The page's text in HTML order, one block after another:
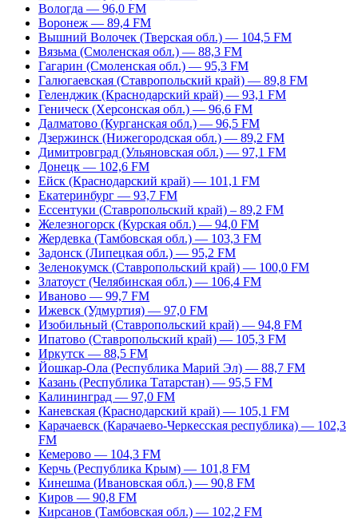
Вологда — 96,0 FM
Воронеж — 89,4 FM
Вышний Волочек (Тверская обл.) — 104,5 FM
Вязьма (Смоленская обл.) — 88,3 FM
Гагарин (Смоленская обл.) — 95,3 FM
Галюгаевская (Ставропольский край) — 89,8 FM
Геленджик (Краснодарский край) — 93,1 FM
Геническ (Херсонская обл.) — 96,6 FM
Далматово (Курганская обл.) — 96,5 FM
Дзержинск (Нижегородская обл.) — 89,2 FM
Димитровград (Ульяновская обл.) — 97,1 FM
Донецк — 102,6 FM
Ейск (Краснодарский край) — 101,1 FM
Екатеринбург — 93,7 FM
Ессентуки (Ставропольский край) – 89,2 FM
Железногорск (Курская обл.) — 94,0 FM
Жердевка (Тамбовская обл.) — 103,3 FM
Задонск (Липецкая обл.) — 95,2 FM
Зеленокумск (Ставропольский край) — 100,0 FM
Златоуст (Челябинская обл.) — 106,4 FM
Иваново — 99,7 FM
Ижевск (Удмуртия) — 97,0 FM
Изобильный (Ставропольский край) — 94,8 FM
Ипатово (Ставропольский край) — 105,3 FM
Иркутск — 88,5 FM
Йошкар-Ола (Республика Марий Эл) — 88,7 FM
Казань (Республика Татарстан) — 95,5 FM
Калининград — 97,0 FM
Каневская (Краснодарский край) — 105,1 FM
Карачаевск (Карачаево-Черкесская республика) — 102,3
FM
Кемерово — 104,3 FM
Керчь (Республика Крым) — 101,8 FM
Кинешма (Ивановская обл.) — 90,8 FM
Киров — 90,8 FM
Кирсанов (Тамбовская обл.) — 102,2 FM